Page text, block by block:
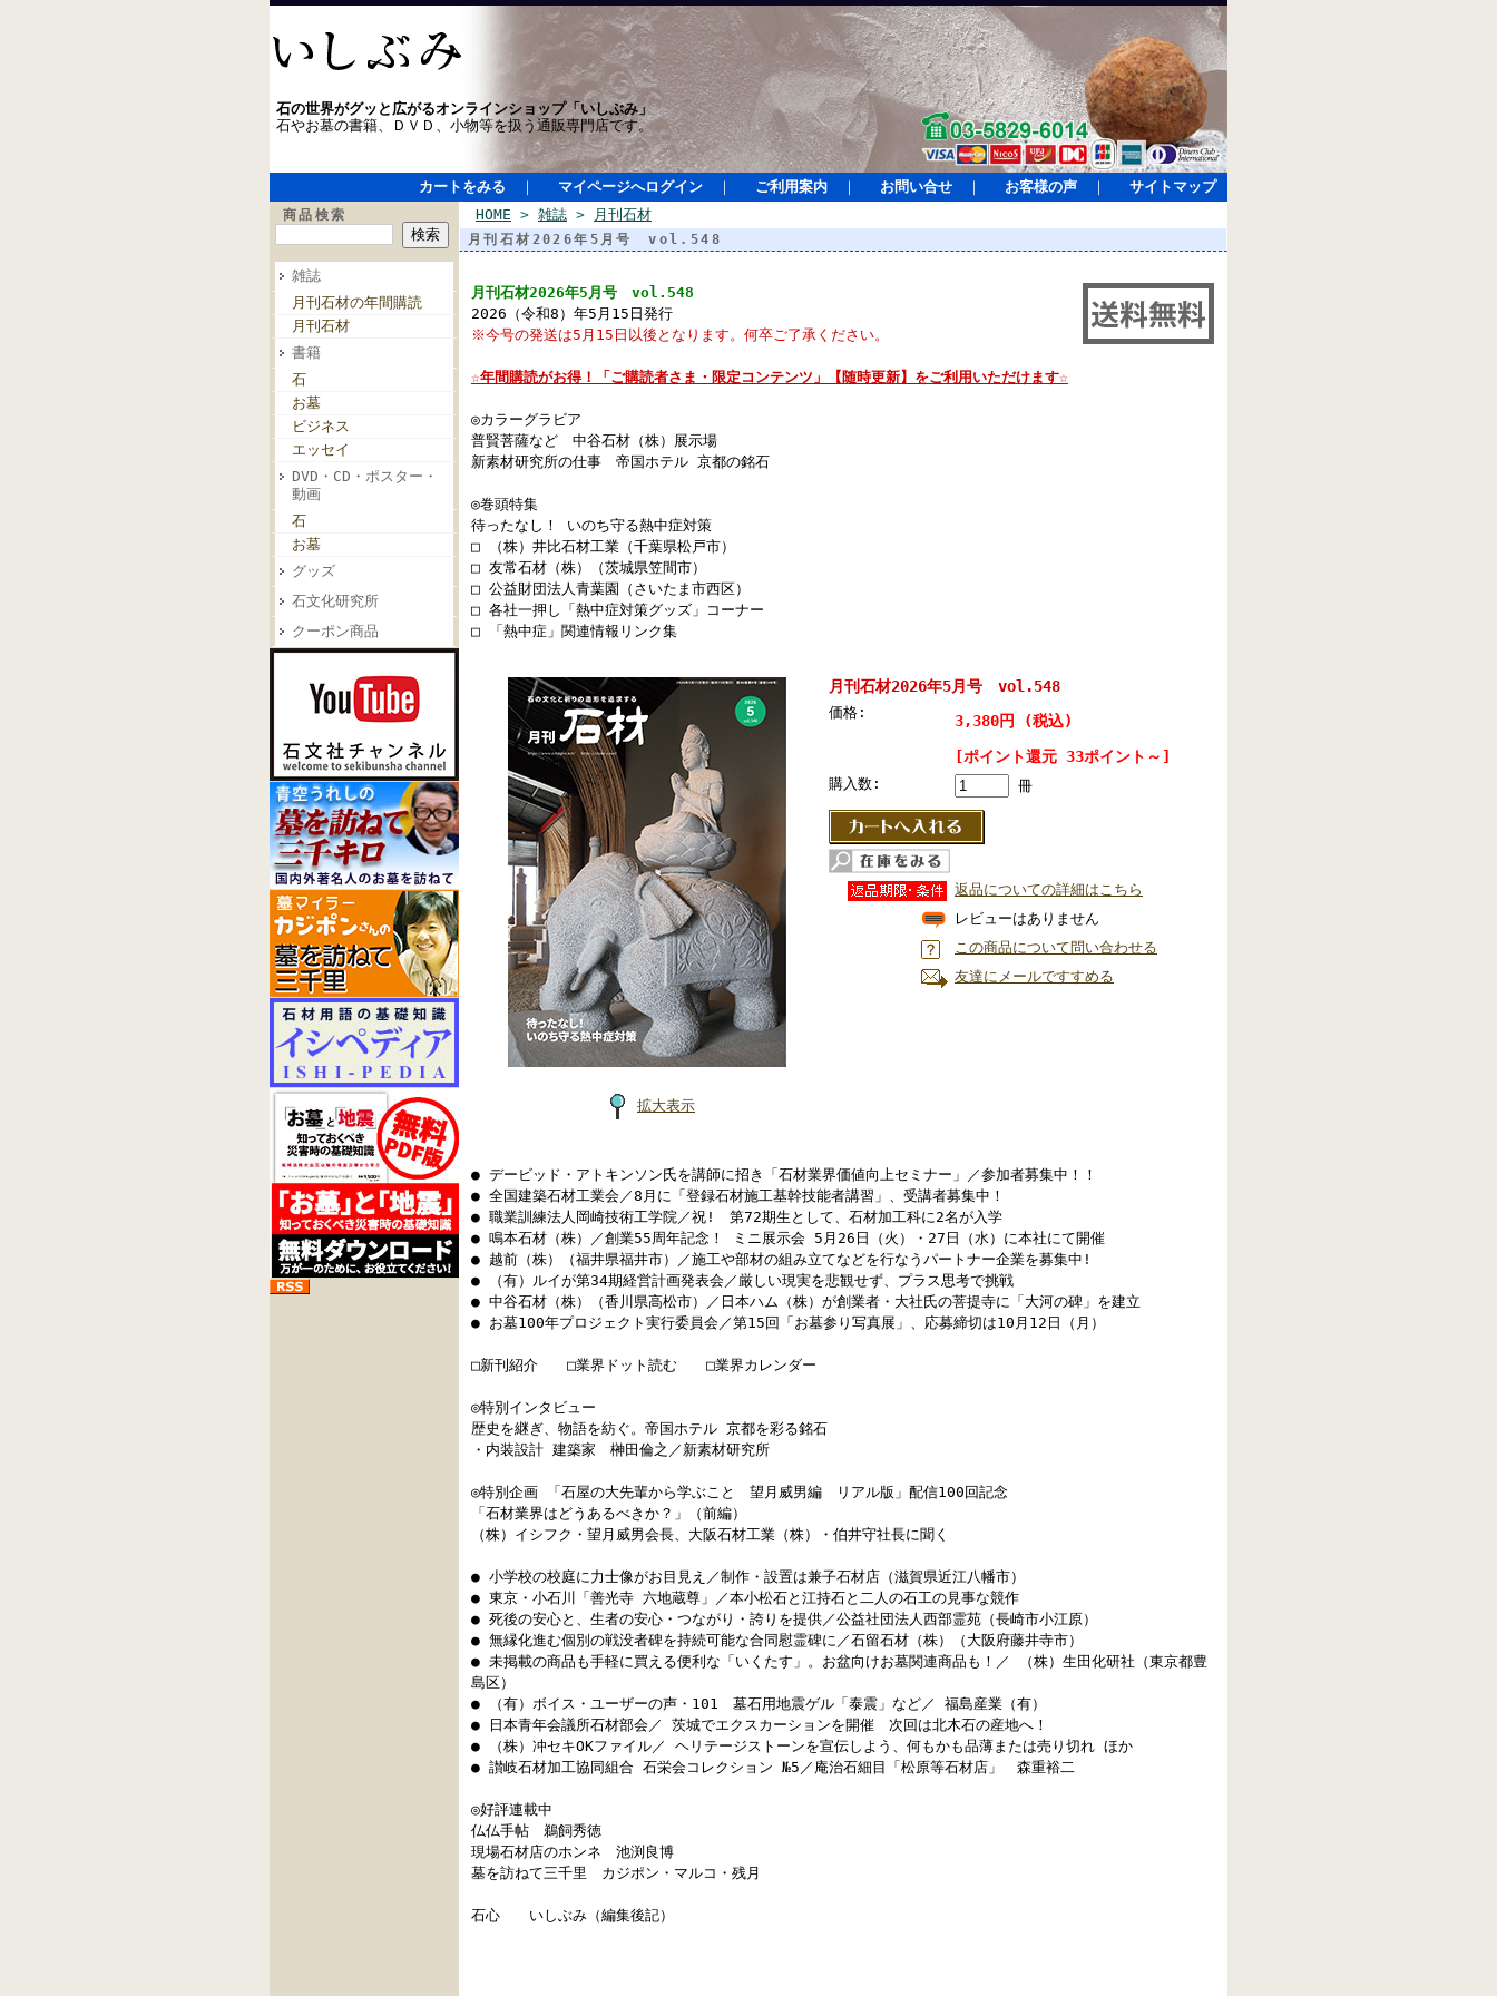
石の世界がグッと広がるオンラインショップ「いしぶみ」
石やお墓の書籍、ＤＶＤ、小物等を扱う通販専門店です。
カートをみる ｜ マイページへログイン ｜ ご利用案内 ｜ お問い合せ ｜ お客様の声 ｜ サイトマップ
商品検索
雑誌
月刊石材の年間購読
月刊石材
書籍
石
お墓
ビジネス
エッセイ
DVD・CD・ポスター・
動画
石
お墓
グッズ
石文化研究所
クーポン商品
HOME > 雑誌 > 月刊石材
月刊石材2026年5月号 vol.548
月刊石材2026年5月号 vol.548
2026（令和8）年5月15日発行
※今号の発送は5月15日以後となります。何卒ご了承ください。
☆年間購読がお得！「ご購読者さま・限定コンテンツ」【随時更新】をご利用いただけます☆
◎カラーグラビア
普賢菩薩など 中谷石材（株）展示場
新素材研究所の仕事 帝国ホテル 京都の銘石
◎巻頭特集
待ったなし！ いのち守る熱中症対策
□ （株）井比石材工業（千葉県松戸市）
□ 友常石材（株）（茨城県笠間市）
□ 公益財団法人青葉園（さいたま市西区）
□ 各社一押し「熱中症対策グッズ」コーナー
□ 「熱中症」関連情報リンク集
拡大表示
月刊石材2026年5月号 vol.548
価格:
3,380円 (税込)
[ポイント還元 33ポイント～]
購入数: 冊
返品についての詳細はこちら
レビューはありません
この商品について問い合わせる
友達にメールですすめる
● デービッド・アトキンソン氏を講師に招き「石材業界価値向上セミナー」／参加者募集中！！
● 全国建築石材工業会／8月に「登録石材施工基幹技能者講習」、受講者募集中！
● 職業訓練法人岡崎技術工学院／祝! 第72期生として、石材加工科に2名が入学
● 鳴本石材（株）／創業55周年記念！ ミニ展示会 5月26日（火）・27日（水）に本社にて開催
● 越前（株）（福井県福井市）／施工や部材の組み立てなどを行なうパートナー企業を募集中!
● （有）ルイが第34期経営計画発表会／厳しい現実を悲観せず、プラス思考で挑戦
● 中谷石材（株）（香川県高松市）／日本ハム（株）が創業者・大社氏の菩提寺に「大河の碑」を建立
● お墓100年プロジェクト実行委員会／第15回「お墓参り写真展」、応募締切は10月12日（月）
□新刊紹介 □業界ドット読む □業界カレンダー
◎特別インタビュー
歴史を継ぎ、物語を紡ぐ。帝国ホテル 京都を彩る銘石
・内装設計 建築家 榊田倫之／新素材研究所
◎特別企画 「石屋の大先輩から学ぶこと 望月威男編 リアル版」配信100回記念
「石材業界はどうあるべきか？」（前編）
（株）イシフク・望月威男会長、大阪石材工業（株）・伯井守社長に聞く
● 小学校の校庭に力士像がお目見え／制作・設置は兼子石材店（滋賀県近江八幡市）
● 東京・小石川「善光寺 六地蔵尊」／本小松石と江持石と二人の石工の見事な競作
● 死後の安心と、生者の安心・つながり・誇りを提供／公益社団法人西部霊苑（長崎市小江原）
● 無縁化進む個別の戦没者碑を持続可能な合同慰霊碑に／石留石材（株）（大阪府藤井寺市）
● 未掲載の商品も手軽に買える便利な「いくたす」。お盆向けお墓関連商品も！／ （株）生田化研社（東京都豊
島区）
● （有）ボイス・ユーザーの声・101 墓石用地震ゲル「泰震」など／ 福島産業（有）
● 日本青年会議所石材部会／ 茨城でエクスカーションを開催 次回は北木石の産地へ！
● （株）冲セキOKファイル／ ヘリテージストーンを宣伝しよう、何もかも品薄または売り切れ ほか
● 讃岐石材加工協同組合 石栄会コレクション №5／庵治石細目「松原等石材店」 森重裕二
◎好評連載中
仏仏手帖 鵜飼秀徳
現場石材店のホンネ 池渕良博
墓を訪ねて三千里 カジポン・マルコ・残月
石心 いしぶみ（編集後記）